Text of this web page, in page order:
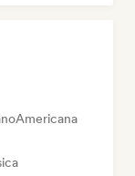
Americana